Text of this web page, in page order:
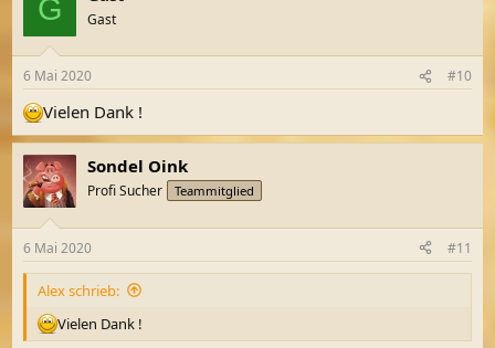
e
n
:
G Gast
6 Mai 2020 #10
Vielen Dank !
Sondel Oink
Profi Sucher Teammitglied
6 Mai 2020 #11
Alex schrieb:
Vielen Dank !